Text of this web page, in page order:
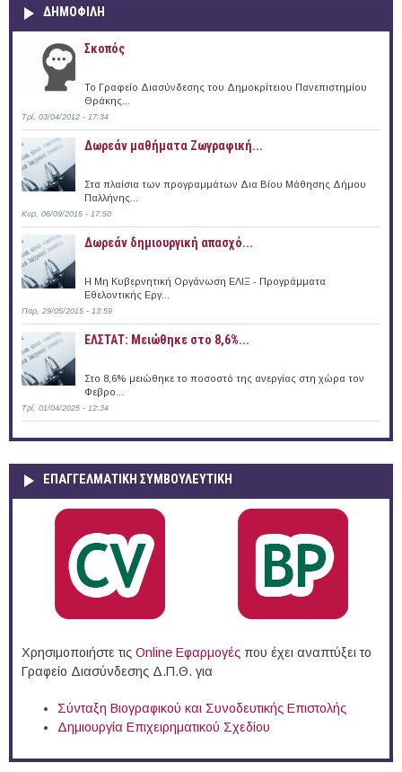
ΔΗΜΟΦΙΛΗ
Σκοπός
Το Γραφείο Διασύνδεσης του Δημοκρίτειου Πανεπιστημίου
Θράκης...
Τρί, 03/04/2012 - 17:34
Δωρεάν μαθήματα Ζωγραφική...
Στα πλαίσια των προγραμμάτων Δια Βίου Μάθησης Δήμου
Παλλήνης...
Κυρ, 06/09/2015 - 17:50
Δωρεάν δημιουργική απασχό...
Η Μη Κυβερνητική Οργάνωση ΕΛΙΞ - Προγράμματα
Εθελοντικής Εργ...
Παρ, 29/05/2015 - 13:59
ΕΛΣΤΑΤ: Μειώθηκε στο 8,6%...
Στο 8,6% μειώθηκε το ποσοστό της ανεργίας στη χώρα τον
Φεβρο...
Τρί, 01/04/2025 - 12:34
ΕΠΑΓΓΕΛΜΑΤΙΚΉ ΣΥΜΒΟΥΛΕΥΤΙΚΉ
Χρησιμοποιήστε τις Online Eφαρμογές που έχει αναπτύξει το
Γραφείο Διασύνδεσης Δ.Π.Θ. για
Σύνταξη Βιογραφικού και Συνοδευτικής Επιστολής
Δημιουργία Επιχειρηματικού Σχεδίου